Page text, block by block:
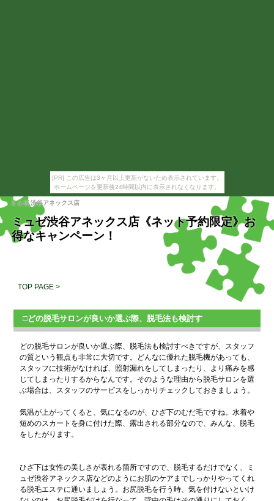
[PR] この広告は3ヶ月以上更新がないため表示されています。
ホームページを更新後24時間以内に表示されなくなります。
ミュゼ,渋谷アネックス店
ミュゼ渋谷アネックス店《ネット予約限定》お
得なキャンペーン！
TOP PAGE >
□どの脱毛サロンが良いか選ぶ際、脱毛法も検討す
どの脱毛サロンが良いか選ぶ際、脱毛法も検討すべきですが、スタッフ
の質という観点も非常に大切です。どんなに優れた脱毛機があっても、
スタッフに技術がなければ、照射漏れをしてしまったり、より痛みを感
じてしまったりするからなんです。そのような理由から脱毛サロンを選
ぶ場合は、スタッフのサービスをしっかりチェックしておきましょう。
気温が上がってくると、気になるのが、ひざ下のむだ毛ですね。水着や
短めのスカートを身に付けた際、露出される部分なので、みんな、脱毛
をしたがります。
ひざ下は女性の美しさが表れる箇所ですので、脱毛するだけでなく、ミ
ュゼ渋谷アネックス店などのようにお肌のケアまでしっかりやってくれ
る脱毛エステに通いましょう。お尻脱毛を行う時、気を付けないといけ